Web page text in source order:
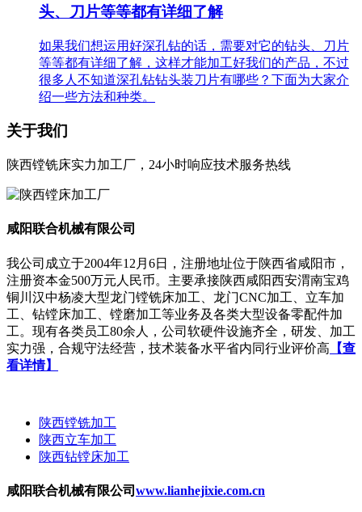
头、刀片等等都有详细了解
如果我们想运用好深孔钻的话，需要对它的钻头、刀片
等等都有详细了解，这样才能加工好我们的产品，不过
很多人不知道深孔钻钻头装刀片有哪些？下面为大家介
绍一些方法和种类。
关于我们
陕西镗铣床实力加工厂，24小时响应技术服务热线
咸阳联合机械有限公司
我公司成立于2004年12月6日，注册地址位于陕西省咸阳市，
注册资本金500万元人民币。主要承接陕西咸阳西安渭南宝鸡
铜川汉中杨凌大型龙门镗铣床加工、龙门CNC加工、立车加
工、钻镗床加工、镗磨加工等业务及各类大型设备零配件加
工。现有各类员工80余人，公司软硬件设施齐全，研发、加工
实力强，合规守法经营，技术装备水平省内同行业评价高 【查
看详情】
陕西镗铣加工
陕西立车加工
陕西钻镗床加工
咸阳联合机械有限公司 www.lianhejixie.com.cn